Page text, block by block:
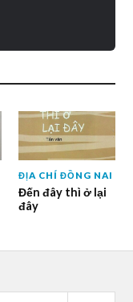
ĐỊA CHÍ ĐỒNG NAI
Đến đây thì ở lại
đây